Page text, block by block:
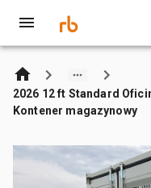
2026 12 ft Standard
Kontener magazynowy